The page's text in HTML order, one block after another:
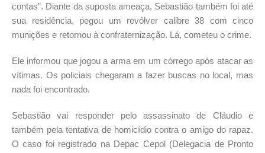
contas”. Diante da suposta ameaça, Sebastião também foi até
sua residência, pegou um revólver calibre 38 com cinco
munições e retornou à confraternização. Lá, cometeu o crime.
Ele informou que jogou a arma em um córrego após atacar as
vítimas. Os policiais chegaram a fazer buscas no local, mas
nada foi encontrado.
Sebastião vai responder pelo assassinato de Cláudio e
também pela tentativa de homicídio contra o amigo do rapaz.
O caso foi registrado na Depac Cepol (Delegacia de Pronto